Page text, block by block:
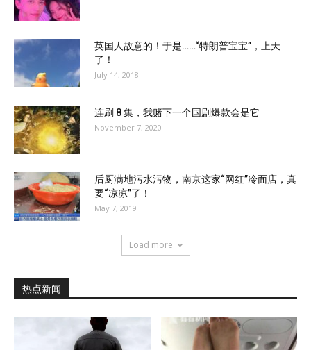
英国人故意的！于是……“特朗普宝宝”，上天
了！
July 14, 2018
连刷 8 集，我赌下一个国剧爆款会是它
November 7, 2020
后厨满地污水污物，南京这家“网红”冷面店，真
要“凉凉”了！
May 7, 2019
Load more
热点新闻